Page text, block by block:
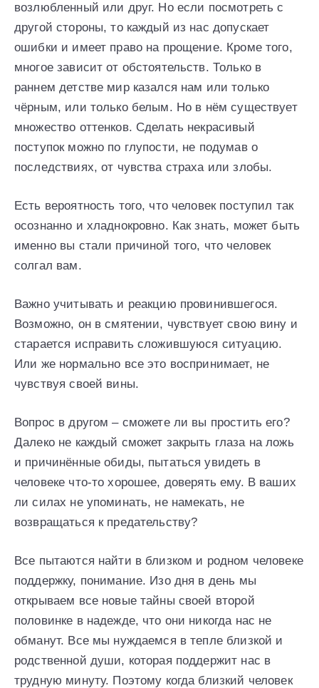
возлюбленный или друг. Но если посмотреть с
другой стороны, то каждый из нас допускает
ошибки и имеет право на прощение. Кроме того,
многое зависит от обстоятельств. Только в
раннем детстве мир казался нам или только
чёрным, или только белым. Но в нём существует
множество оттенков. Сделать некрасивый
поступок можно по глупости, не подумав о
последствиях, от чувства страха или злобы.
Есть вероятность того, что человек поступил так
осознанно и хладнокровно. Как знать, может быть
именно вы стали причиной того, что человек
солгал вам.
Важно учитывать и реакцию провинившегося.
Возможно, он в смятении, чувствует свою вину и
старается исправить сложившуюся ситуацию.
Или же нормально все это воспринимает, не
чувствуя своей вины.
Вопрос в другом – сможете ли вы простить его?
Далеко не каждый сможет закрыть глаза на ложь
и причинённые обиды, пытаться увидеть в
человеке что-то хорошее, доверять ему. В ваших
ли силах не упоминать, не намекать, не
возвращаться к предательству?
Все пытаются найти в близком и родном человеке
поддержку, понимание. Изо дня в день мы
открываем все новые тайны своей второй
половинке в надежде, что они никогда нас не
обманут. Все мы нуждаемся в тепле близкой и
родственной души, которая поддержит нас в
трудную минуту. Поэтому когда близкий человек